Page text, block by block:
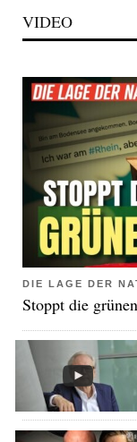
VIDEO
DIE LAGE DER
Stoppt die